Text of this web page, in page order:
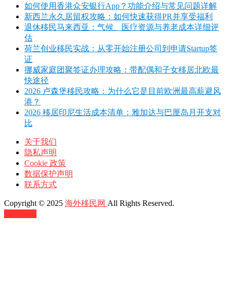
如何使用香港众安银行App？功能介绍与常见问题详解
新西兰永久居留权攻略：如何快速获得PR并享受福利
退休移民马来西亚：气候、医疗资源与养老成本详细评
估
荷兰创业移民实战：从零开始注册公司到申请Startup签
证
挪威家庭团聚签证办理攻略：带配偶和子女移居北欧最
快途径
2026 卢森堡移民攻略：为什么它是目前欧洲最高薪避风
港？
2026 移居印尼生活成本清单：雅加达与巴厘岛月开支对
比
关于我们
隐私声明
Cookie 政策
数据保护声明
联系方式
Copyright © 2025 海外移民网 All Rights Reserved.